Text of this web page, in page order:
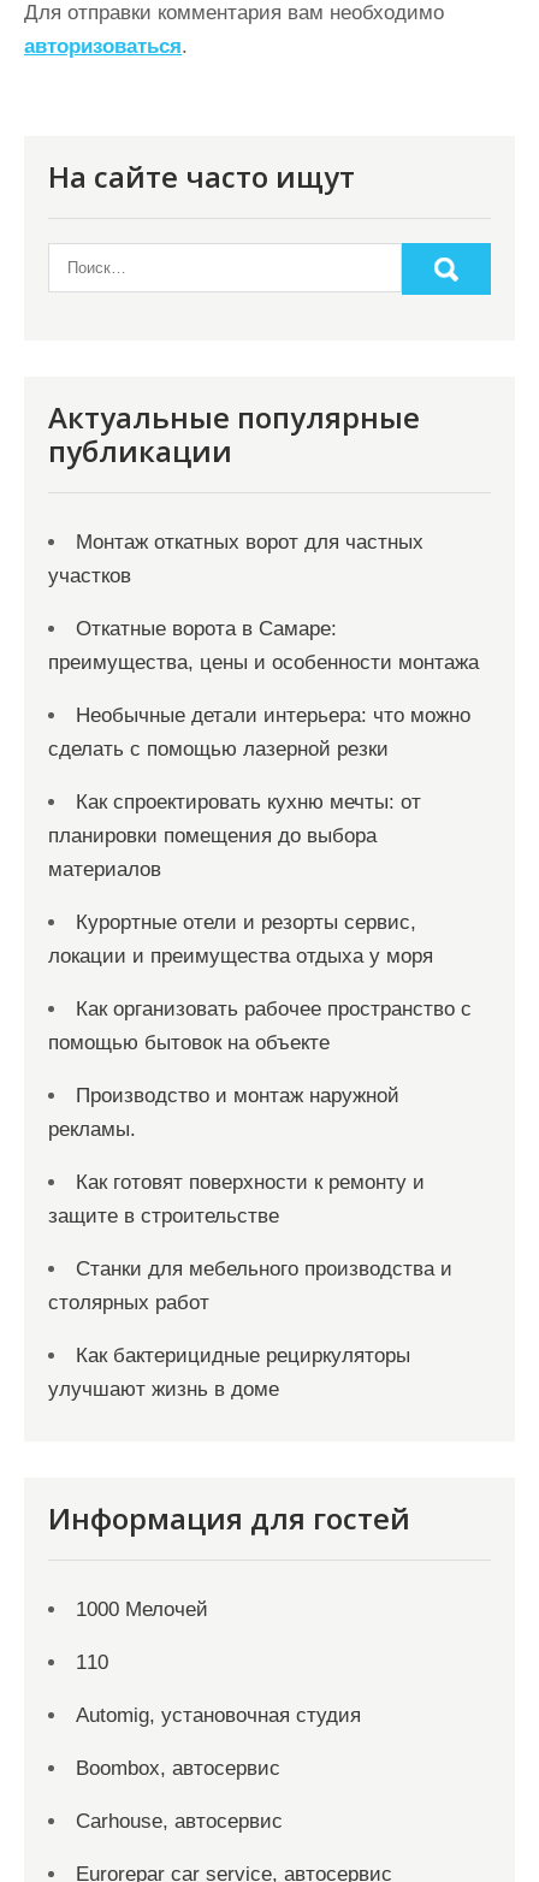
ц
и
Для отправки комментария вам необходимо
авторизоваться.
На сайте часто ищут
Актуальные популярные
публикации
Монтаж откатных ворот для частных
участков
Откатные ворота в Самаре:
преимущества, цены и особенности монтажа
Необычные детали интерьера: что можно
сделать с помощью лазерной резки
Как спроектировать кухню мечты: от
планировки помещения до выбора
материалов
Курортные отели и резорты сервис,
локации и преимущества отдыха у моря
Как организовать рабочее пространство с
помощью бытовок на объекте
Производство и монтаж наружной
рекламы.
Как готовят поверхности к ремонту и
защите в строительстве
Станки для мебельного производства и
столярных работ
Как бактерицидные рециркуляторы
улучшают жизнь в доме
Информация для гостей
1000 Мелочей
110
Automig, установочная студия
Boombox, автосервис
Carhouse, автосервис
Eurorepar car service, автосервис